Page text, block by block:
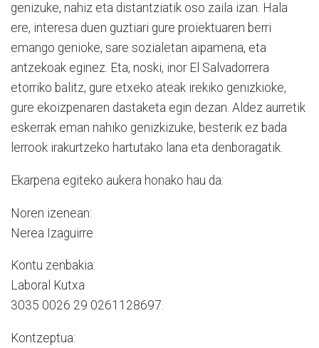
genizuke, nahiz eta distantziatik oso zaila izan. Hala
ere, interesa duen guztiari gure proiektuaren berri
emango genioke, sare sozialetan aipamena, eta
antzekoak eginez. Eta, noski, inor El Salvadorrera
etorriko balitz, gure etxeko ateak irekiko genizkioke,
gure ekoizpenaren dastaketa egin dezan. Aldez aurretik
eskerrak eman nahiko genizkizuke, besterik ez bada
lerrook irakurtzeko hartutako lana eta denboragatik.
Ekarpena egiteko aukera honako hau da:
Noren izenean:
Nerea Izaguirre
Kontu zenbakia:
Laboral Kutxa
3035 0026 29 0261128697.
Kontzeptua: